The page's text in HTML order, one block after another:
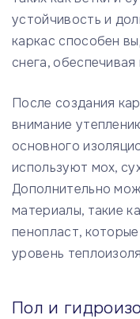
устойчивость и
каркас способен
снега,
После создания
внимание
основного
используют мох,
Дополнительно
материалы, такие
пенопласт,
уровень
Пол и